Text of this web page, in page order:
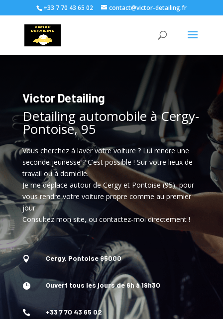
+33 7 70 43 65 02 contact@victor-detailing.fr
Victor Detailing
Detailing automobile à Cergy-
Pontoise, 95
Vous cherchez à laver votre voiture ? Lui rendre une
seconde jeunesse ? C’est possible ! Sur votre lieux de
travail ou à domicile.
Je me déplace autour de Cergy et Pontoise (95), pour
vous rendre votre voiture propre comme au premier
jour.
Consultez mon site, ou contactez-moi directement !
 Cergy, Pontoise 95000
 Ouvert tous les jours de 6h à 19h30
 +33 7 70 43 65 02